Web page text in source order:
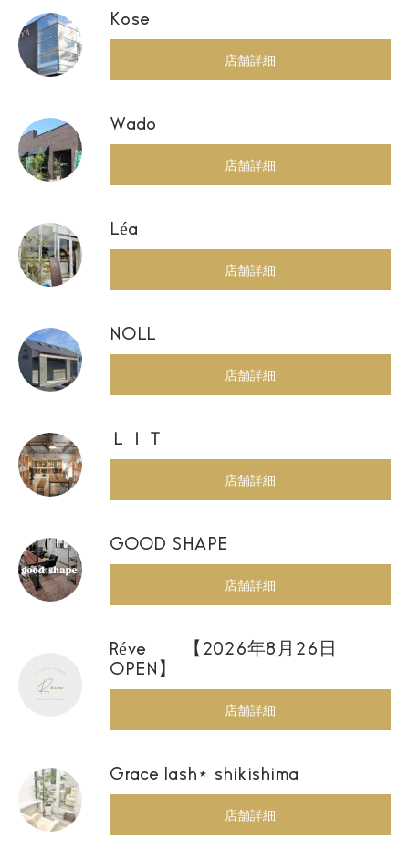
Kose
店舗詳細
Wado
店舗詳細
Léa
店舗詳細
NOLL
店舗詳細
ＬＩＴ
店舗詳細
GOOD SHAPE
店舗詳細
Réve 【2026年8月26日
OPEN】
店舗詳細
Grace lash⋆ shikishima
店舗詳細